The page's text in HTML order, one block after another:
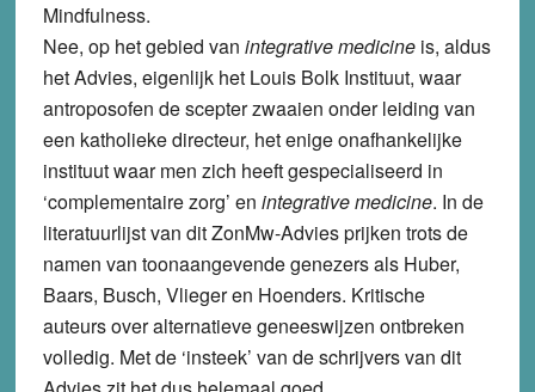
Mindfulness.
Nee, op het gebied van integrative medicineis, aldus
het Advies, eigenlijk het Louis Bolk Instituut, waar
antroposofen de scepter zwaaien onder leiding van
een katholieke directeur, het enige onafhankelijke
instituut waar men zich heeft gespecialiseerd in
‘complementaire zorg’ en integrative medicine. In de
literatuurlijst van dit ZonMw-Advies prijken trots de
namen van toonaangevende genezers als Huber,
Baars, Busch, Vlieger en Hoenders. Kritische
auteurs over alternatieve geneeswijzen ontbreken
volledig. Met de ‘insteek’ van de schrijvers van dit